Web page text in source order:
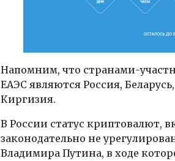
Напомним, что странами-
ЕАЭС являются Россия,
Киргизия.
В России статус криптовалют,
законодательно не
Владимира Путина, в ходе